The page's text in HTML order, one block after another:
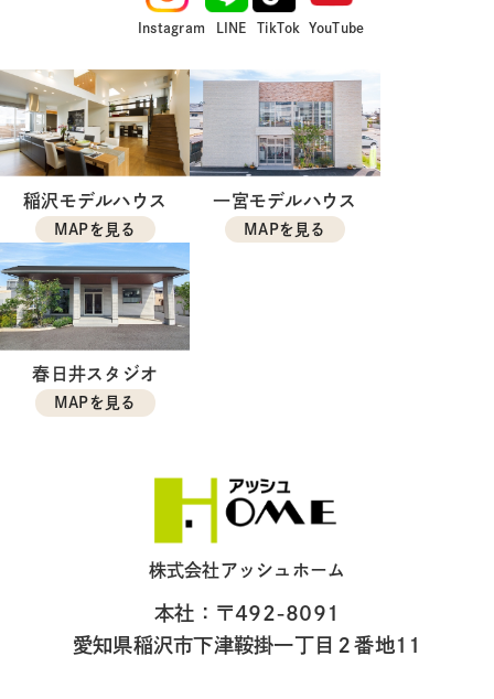
Instagram LINE TikTok YouTube
稲沢モデルハウス
MAPを見る
一宮モデルハウス
MAPを見る
春日井スタジオ
MAPを見る
株式会社アッシュホーム
本社：〒492-8091
愛知県稲沢市下津鞍掛一丁目２番地11